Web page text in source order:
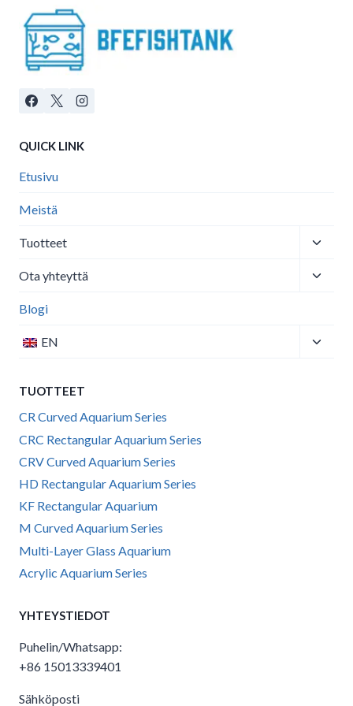
QUICK LINK
Etusivu
Meistä
Tuotteet
Toggle
menu
Ota yhteyttä
Toggle
Blogi
EN
Toggle
TUOTTEET
CR Curved Aquarium Series
CRC Rectangular Aquarium Series
CRV Curved Aquarium Series
HD Rectangular Aquarium Series
KF Rectangular Aquarium
M Curved Aquarium Series
Multi-Layer Glass Aquarium
Acrylic Aquarium Series
YHTEYSTIEDOT
Puhelin/Whatsapp:
+86 15013339401
Sähköposti